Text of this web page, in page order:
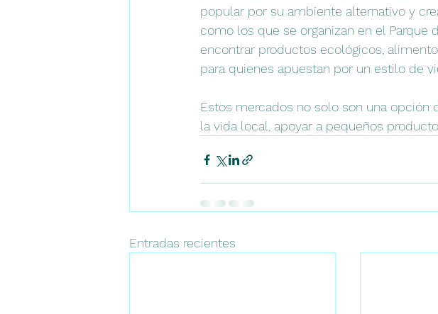
popular por su ambiente alternativo y
como los que se organizan en el
encontrar productos ecológicos,
para quienes apuestan por un estilo de
Estos mercados no solo son una opción
la vida local, apoyar a pequeños
Entradas recientes